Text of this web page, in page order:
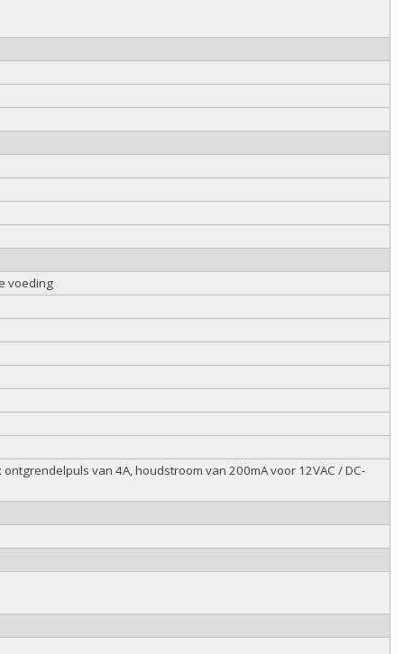
voeding
ontgrendelpuls van 4A, houdstroom van 200mA voor 12VAC / DC-